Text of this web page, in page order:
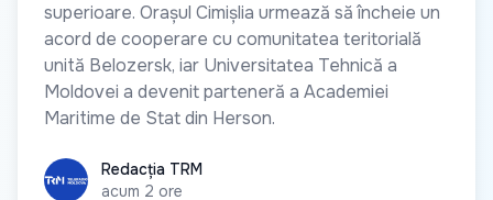
superioare. Orașul Cimișlia urmează să încheie un
acord de cooperare cu comunitatea teritorială
unită Belozersk, iar Universitatea Tehnică a
Moldovei a devenit parteneră a Academiei
Maritime de Stat din Herson.
Redacția TRM
Redacția TRM
acum 2 ore